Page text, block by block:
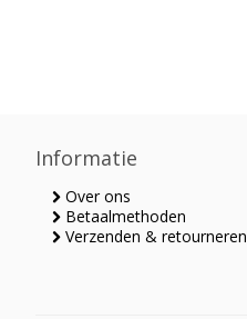
Informatie
Over ons
Betaalmethoden
Verzenden & retourneren